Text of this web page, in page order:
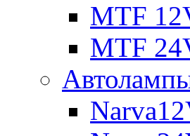
MTF
MTF